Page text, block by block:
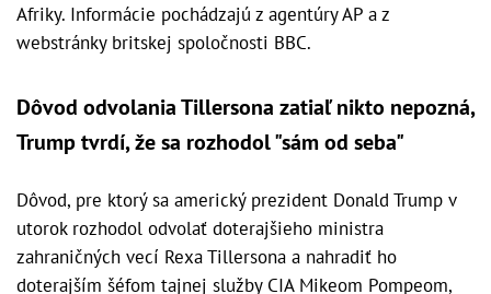
Afriky. Informácie pochádzajú z agentúry AP a z
webstránky britskej spoločnosti BBC.
Dôvod odvolania Tillersona zatiaľ nikto nepozná,
Trump tvrdí, že sa rozhodol "sám od seba"
Dôvod, pre ktorý sa americký prezident Donald Trump v
utorok rozhodol odvolať doterajšieho ministra
zahraničných vecí Rexa Tillersona a nahradiť ho
doterajším šéfom tajnej služby CIA Mikeom Pompeom,